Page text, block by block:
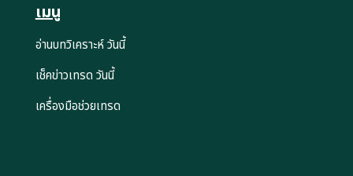
เมนู
อ่านบทวิเคราะห์ วันนี้
เช็คข่าวเทรด วันนี้
เครื่องมือช่วยเทรด